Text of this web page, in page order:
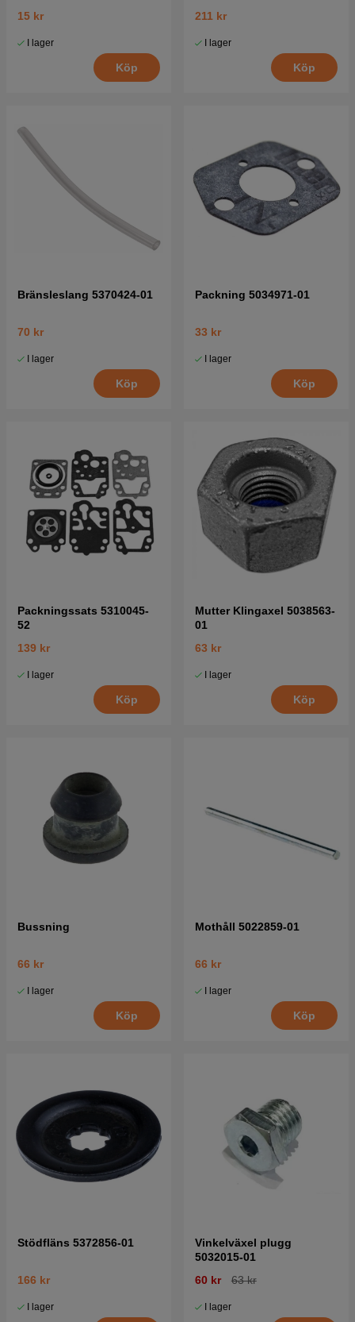
15 kr
I lager
Köp
211 kr
I lager
Köp
Bränsleslang 5370424-01
70 kr
I lager
Köp
Packning 5034971-01
33 kr
I lager
Köp
Packningssats 5310045-
52
139 kr
I lager
Köp
Mutter Klingaxel 5038563-
01
63 kr
I lager
Köp
Bussning
66 kr
I lager
Köp
Mothåll 5022859-01
66 kr
I lager
Köp
Stödfläns 5372856-01
166 kr
I lager
Vinkelväxel plugg
5032015-01
60 kr
63 kr
I lager